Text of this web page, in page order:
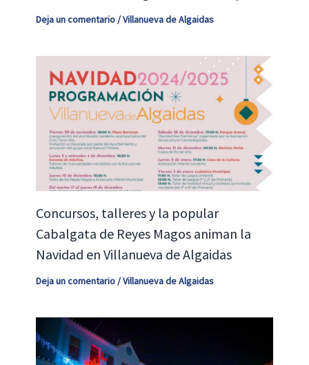
Deja un comentario/Villanueva de Algaidas
Concursos, talleres y la popular
Cabalgata de Reyes Magos animan la
Navidad en Villanueva de Algaidas
Deja un comentario/Villanueva de Algaidas